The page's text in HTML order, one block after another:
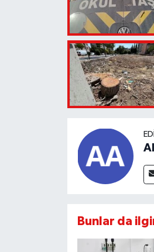
Bunlar da